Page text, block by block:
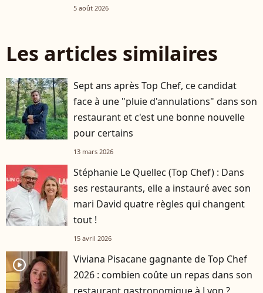
5 août 2026
Les articles similaires
Sept ans après Top Chef, ce candidat
face à une "pluie d'annulations" dans son
restaurant et c'est une bonne nouvelle
pour certains
13 mars 2026
Stéphanie Le Quellec (Top Chef) : Dans
ses restaurants, elle a instauré avec son
mari David quatre règles qui changent
tout !
15 avril 2026
player2
Viviana Pisacane gagnante de Top Chef
2026 : combien coûte un repas dans son